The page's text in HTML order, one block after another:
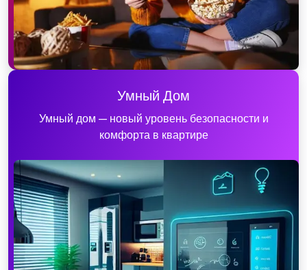
Умный Дом
Умный дом — новый уровень безопасности и
комфорта в квартире